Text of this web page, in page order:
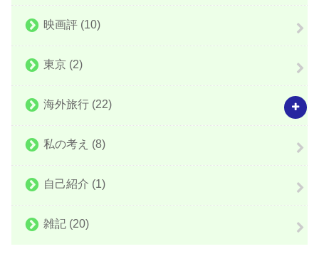
映画評 (10)
東京 (2)
海外旅行 (22)
私の考え (8)
自己紹介 (1)
雑記 (20)